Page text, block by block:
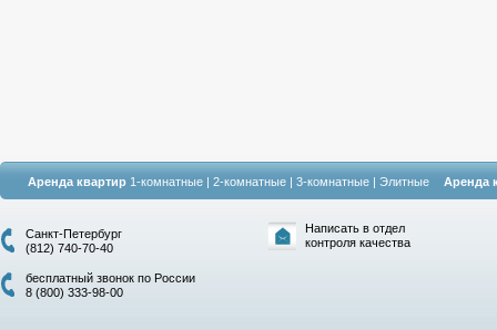
Аренда квартир 1-комнатные | 2-комнатные | 3-комнатные | Элитные Аренда
Санкт-Петербург
(812) 740-70-40
бесплатный звонок по России
8 (800) 333-98-00
Написать в отдел
контроля качества